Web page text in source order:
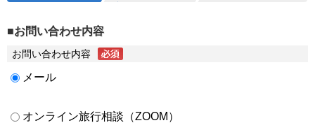
■お問い合わせ内容
お問い合わせ内容
メール
オンライン旅行相談（ZOOM）